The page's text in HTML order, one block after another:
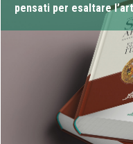
pensati per esaltare